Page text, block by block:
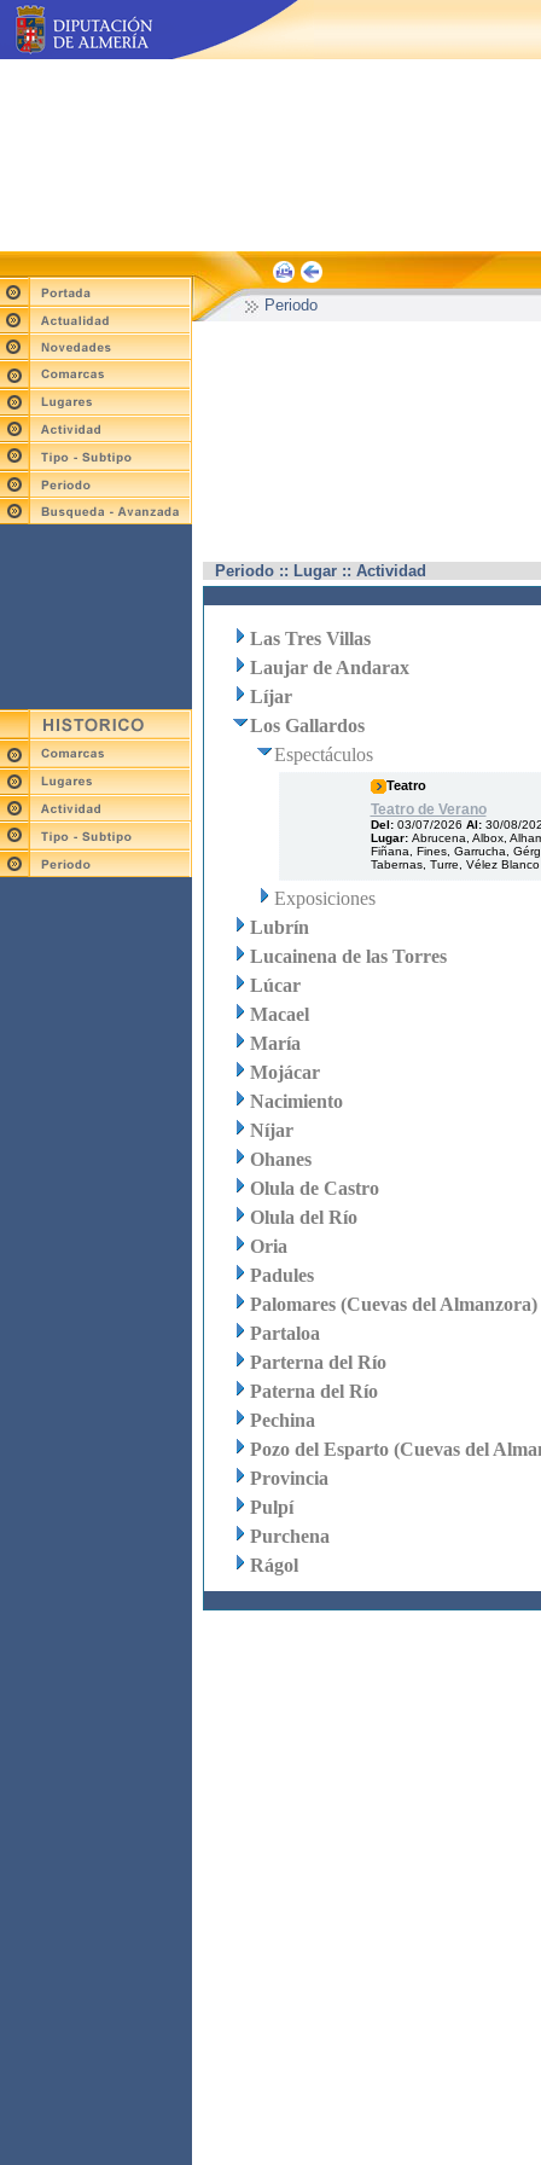
Periodo
Periodo :: Lugar :: Actividad
Las Tres Villas
Laujar de Andarax
Líjar
Los Gallardos
Espectáculos
Teatro
Teatro de Verano
Del: 03/07/2026 Al: 30/08/
Lugar: Abrucena, Albox,
Fiñana, Fines, Garrucha,
Tabernas, Turre, Vélez Blanco
Exposiciones
Lubrín
Lucainena de las Torres
Lúcar
Macael
María
Mojácar
Nacimiento
Níjar
Ohanes
Olula de Castro
Olula del Río
Oria
Padules
Palomares (Cuevas del Almanzora)
Partaloa
Parterna del Río
Paterna del Río
Pechina
Pozo del Esparto (Cuevas del
Provincia
Pulpí
Purchena
Rágol